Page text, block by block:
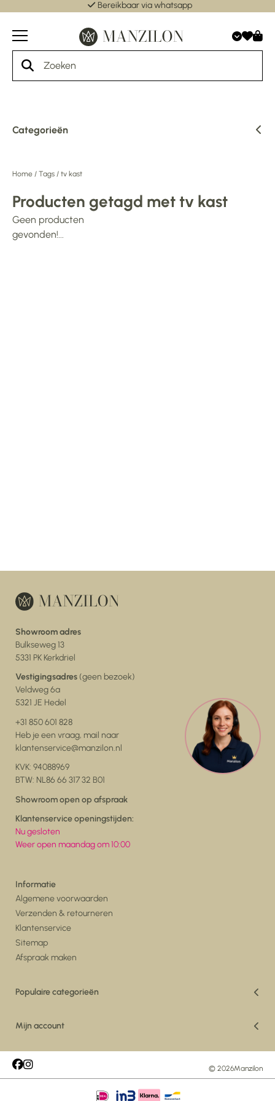
Bereikbaar via whatsapp
Categorieën
Home / Tags / tv kast
Producten getagd met tv kast
Geen producten
gevonden!...
Showroom adres
Bulkseweg 13
5331 PK Kerkdriel
Vestigingsadres (geen bezoek)
Veldweg 6a
5321 JE Hedel
+31 850 601 828
Heb je een vraag, mail naar
klantenservice@manzilon.nl
KVK: 94088969
BTW: NL86 66 317 32 B01
Showroom open op afspraak
Klantenservice openingstijden:
Nu gesloten
Weer open maandag om 10:00
Informatie
Algemene voorwaarden
Verzenden & retourneren
Klantenservice
Sitemap
Afspraak maken
Populaire categorieën
Woonkamer
Vloerkleden
Maatwerk Vloerkleden
Tuin
Mijn account
Mijn bestellingen
Mijn tickets
© 2026Manzilon